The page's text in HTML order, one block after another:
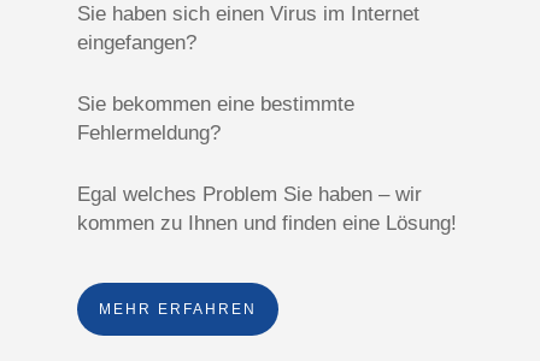
Sie haben sich einen Virus im Internet
eingefangen?
Sie bekommen eine bestimmte
Fehlermeldung?
Egal welches Problem Sie haben – wir
kommen zu Ihnen und finden eine Lösung!
MEHR ERFAHREN